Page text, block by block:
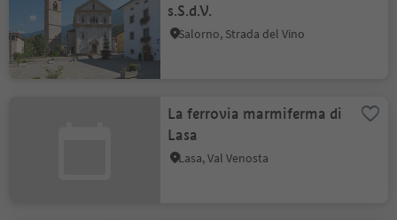
s.S.d.V.
Salorno, Strada del Vino
La ferrovia marmiferma di
Lasa
Lasa, Val Venosta